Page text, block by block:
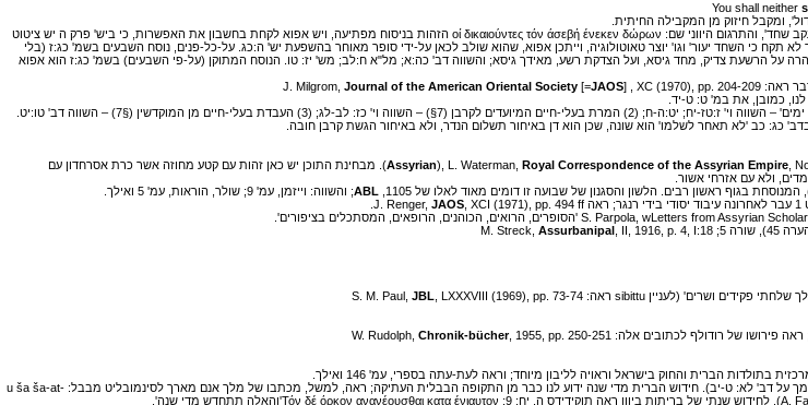
ומקבל חיזוק מן המקבילה החיתית.
גירסת השבעים: καί ού δικαιώσεις τόν άσεβή ένεκεν δώρων'ולא תצדיק רשע עקב שחד'. השווה יש' ה: כג: 'מצדיקי רשע עקב שחד', והתרגום היווני שם: οί δικαιούντες τόν άσεβή ένεκεν δώρων הזהות בניסוח מפתיעה, ויש אפוא לקחת בחשבון את האפשרות, כי ביש' פרק ה יש ציטוט
כי השחד יעור' וגו' יוצר טאוטולוגיה, וייתכן אפוא, שהוא שולב לכאן על-ידי סופר מאוחר בהשפעת יש' ה:כג. על-כל-פנים, נוסח השבעים בשמ' כג:ז (בלי
על הרשעת צדיק, מחד גיסא, ועל הצדקת רשע, מאידך גיסא; והשווה דב' כה:א; מל"א ח:לב; מש' יז: טו. הנוסח המתוקן (על-פי השבעים) בשמ' כג:ז הוא אפוא
Journal of the American Oriental Society [=JAOS]
, XC (1970), pp. 204-209
Assyrian), L. Waterman, Royal Correspondence of the Assyrian Empire ,
]). מבחינת התוכן יש כאן זהות עם קטע מחוזה אשר כרת אסרחדון עם
ABL; והשווה: וייזמן, עמ' 9; שולר, הוראות, עמ' 5 ואילך.
JAOS , XCI (1971), pp. 494 ff.
Assurbanipal
, II, 1916, p. 4, I:18
JBL , LXXXVIII (1969), pp. 73-74
Chronik-bücher, 1955, pp. 250-251
הברית והחוק בישראל וראויה לליבון מיוחד; וראה לעת-עתה בספרי, עמ' 146 ואילך.
אין להוציא מכלל אפשרות טקסים מחזוריים של חידוש הברית, אם שנתיים (כך מובינקל) ואם כל שבע שנים (כך אלט בהסתמך על דב' לא: ט-יב). חידוש הברית מדי שנה ידוע לנו כבר מן התקופה הבבלית העתיקה; ראה, למשל, מכתבו של מלך אנם מארך לסינמובליט מבבל: u ša ša-at-